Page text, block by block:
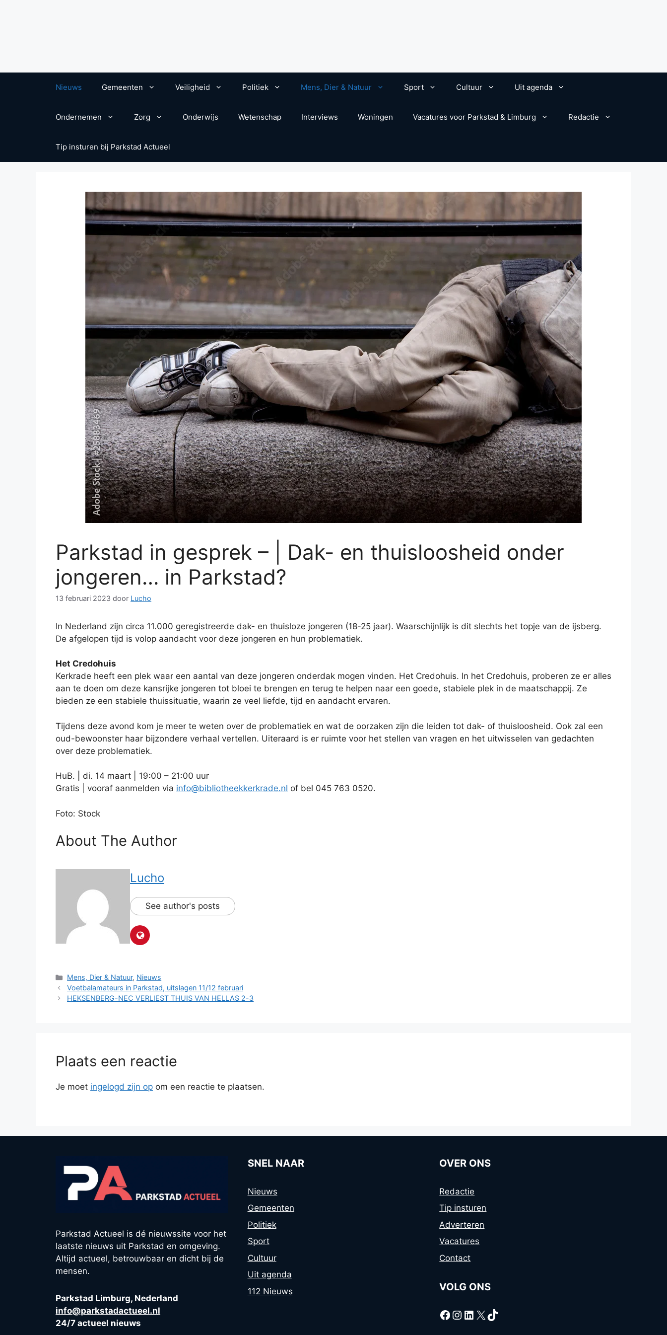
Nieuws Gemeenten Veiligheid Politiek Mens, Dier & Natuur Sport Cultuur Uit agenda
Ondernemen Zorg Onderwijs Wetenschap Interviews Woningen Vacatures voor Parkstad & Limburg Redactie
Tip insturen bij Parkstad Actueel
Parkstad in gesprek – | Dak- en thuisloosheid onder
jongeren… in Parkstad?
13 februari 2023 door Lucho
In Nederland zijn circa 11.000 geregistreerde dak- en thuisloze jongeren (18-25 jaar). Waarschijnlijk is dit slechts het topje van de ijsberg.
De afgelopen tijd is volop aandacht voor deze jongeren en hun problematiek.
Het Credohuis
Kerkrade heeft een plek waar een aantal van deze jongeren onderdak mogen vinden. Het Credohuis. In het Credohuis, proberen ze er alles
aan te doen om deze kansrijke jongeren tot bloei te brengen en terug te helpen naar een goede, stabiele plek in de maatschappij. Ze
bieden ze een stabiele thuissituatie, waarin ze veel liefde, tijd en aandacht ervaren.
Tijdens deze avond kom je meer te weten over de problematiek en wat de oorzaken zijn die leiden tot dak- of thuisloosheid. Ook zal een
oud-bewoonster haar bijzondere verhaal vertellen. Uiteraard is er ruimte voor het stellen van vragen en het uitwisselen van gedachten
over deze problematiek.
HuB. | di. 14 maart | 19:00 – 21:00 uur
Gratis | vooraf aanmelden via info@bibliotheekkerkrade.nl of bel 045 763 0520.
Foto: Stock
About The Author
Lucho
See author's posts
Categorieën
Mens, Dier & Natuur, Nieuws
Voetbalamateurs in Parkstad, uitslagen 11/12 februari
HEKSENBERG-NEC VERLIEST THUIS VAN HELLAS 2-3
Plaats een reactie
Je moet ingelogd zijn op om een reactie te plaatsen.
Parkstad Actueel is dé nieuwssite voor het
laatste nieuws uit Parkstad en omgeving.
Altijd actueel, betrouwbaar en dicht bij de
mensen.
Parkstad Limburg, Nederland
info@parkstadactueel.nl
24/7 actueel nieuws
SNEL NAAR
Nieuws
Gemeenten
Politiek
Sport
Cultuur
Uit agenda
112 Nieuws
OVER ONS
Redactie
Tip insturen
Adverteren
Vacatures
Contact
VOLG ONS
Facebook
Instagram
LinkedIn
X TikTok